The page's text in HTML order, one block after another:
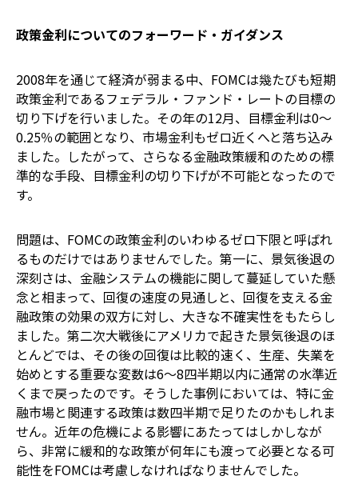
政策金利についてのフォーワード・ガイダンス
2008年を通じて経済が弱まる中、FOMCは幾たびも短期
政策金利であるフェデラル・ファンド・レートの目標の
切り下げを行いました。その年の12月、目標金利は0～
0.25％の範囲となり、市場金利もゼロ近くへと落ち込み
ました。したがって、さらなる金融政策緩和のための標
準的な手段、目標金利の切り下げが不可能となったので
す。
問題は、FOMCの政策金利のいわゆるゼロ下限と呼ばれ
るものだけではありませんでした。第一に、景気後退の
深刻さは、金融システムの機能に関して蔓延していた懸
念と相まって、回復の速度の見通しと、回復を支える金
融政策の効果の双方に対し、大きな不確実性をもたらし
ました。第二次大戦後にアメリカで起きた景気後退のほ
とんどでは、その後の回復は比較的速く、生産、失業を
始めとする重要な変数は6～8四半期以内に通常の水準近
くまで戻ったのです。そうした事例においては、特に金
融市場と関連する政策は数四半期で足りたのかもしれま
せん。近年の危機による影響にあたってはしかしなが
ら、非常に緩和的な政策が何年にも渡って必要となる可
能性をFOMCは考慮しなければなりませんでした。